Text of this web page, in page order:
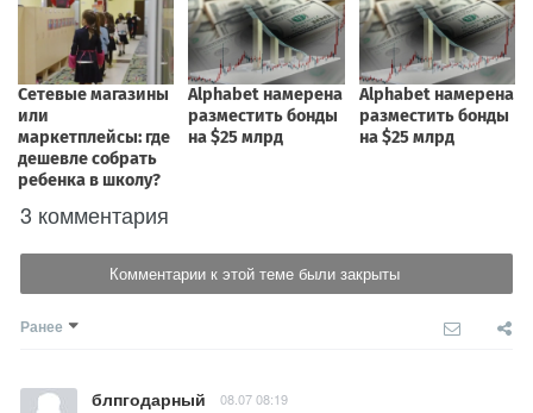
3 комментария
Комментарии к этой теме были закрыты
Ранее
блпгодарный 08.07 08:19